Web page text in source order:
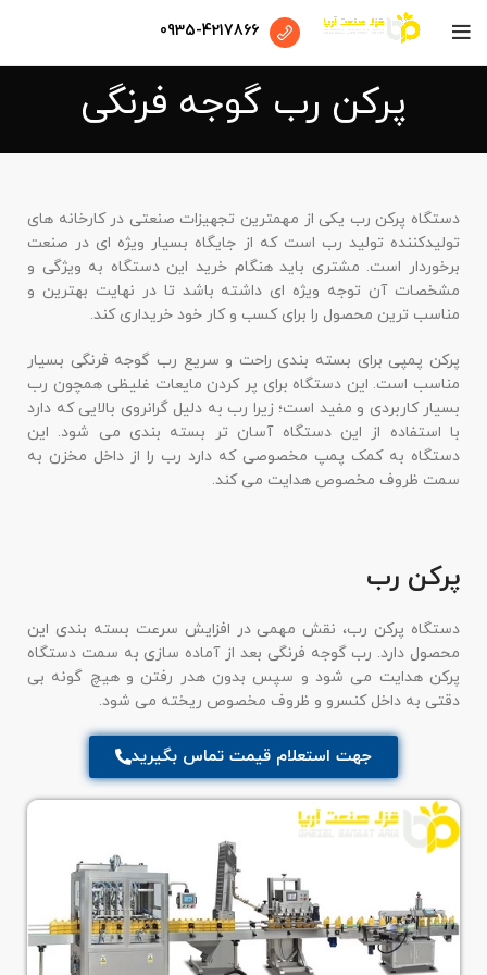
0935-4217866
پرکن رب گوجه فرنگی
دستگاه پرکن رب یکی از مهمترین تجهیزات صنعتی در کارخانه های
تولیدکننده تولید رب است که از جایگاه بسیار ویژه ای در صنعت
برخوردار است. مشتری باید هنگام خرید این دستگاه به ویژگی و
مشخصات آن توجه ویژه ای داشته باشد تا در نهایت بهترین و
مناسب ترین محصول را برای کسب و کار خود خریداری کند.
پرکن پمپی برای بسته بندی راحت و سریع رب گوجه فرنگی بسیار
مناسب است. این دستگاه برای پر کردن مایعات غلیظی همچون رب
بسیار کاربردی و مفید است؛ زیرا رب به دلیل گرانروی بالایی که دارد
با استفاده از این دستگاه آسان تر بسته بندی می شود. این
دستگاه به کمک پمپ مخصوصی که دارد رب را از داخل مخزن به
سمت ظروف مخصوص هدایت می کند.
پرکن رب
دستگاه پرکن رب، نقش مهمی در افزایش سرعت بسته بندی این
محصول دارد. رب گوجه فرنگی بعد از آماده سازی به سمت دستگاه
پرکن هدایت می شود و سپس بدون هدر رفتن و هیچ گونه بی
دقتی به داخل کنسرو و ظروف مخصوص ریخته می شود.
جهت استعلام قیمت تماس بگیرید